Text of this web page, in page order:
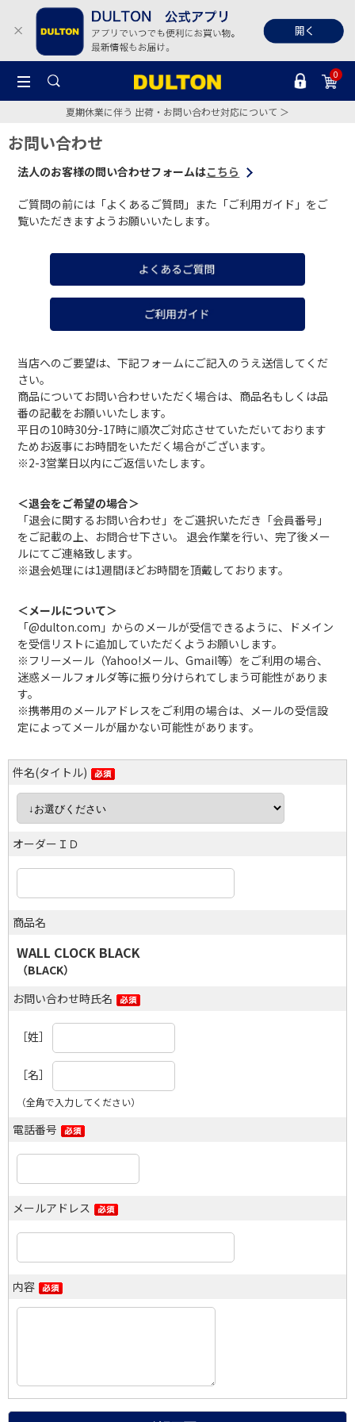
0
夏期休業に伴う 出荷・お問い合わせ対応について ＞
お問い合わせ
法人のお客様の問い合わせフォームはこちら
ご質問の前には「よくあるご質問」また「ご利用ガイド」をご
覧いただきますようお願いいたします。
当店へのご要望は、下記フォームにご記入のうえ送信してくだ
さい。
商品についてお問い合わせいただく場合は、商品名もしくは品
番の記載をお願いいたします。
平日の10時30分-17時に順次ご対応させていただいております
ためお返事にお時間をいただく場合がございます。
※2-3営業日以内にご返信いたします。
＜退会をご希望の場合＞
「退会に関するお問い合わせ」をご選択いただき「会員番号」
をご記載の上、お問合せ下さい。 退会作業を行い、完了後メー
ルにてご連絡致します。
※退会処理には1週間ほどお時間を頂戴しております。
＜メールについて＞
「@dulton.com」からのメールが受信できるように、ドメイン
を受信リストに追加していただくようお願いします。
※フリーメール（Yahoo!メール、Gmail等）をご利用の場合、
迷惑メールフォルダ等に振り分けられてしまう可能性がありま
す。
※携帯用のメールアドレスをご利用の場合は、メールの受信設
定によってメールが届かない可能性があります。
件名(タイトル)
オーダーＩＤ
商品名
WALL CLOCK BLACK
（BLACK）
お問い合わせ時氏名
［姓］
［名］
（全角で入力してください）
電話番号
メールアドレス
内容